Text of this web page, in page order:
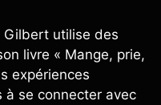
Gilbert utilise des
livre « Mange, prie,
expériences
à se connecter avec